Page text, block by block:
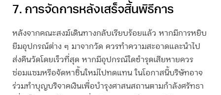
7. การจัดการหลังเสร็จสิ้นพิธีการ
หลังจากคณะสงฆ์เดินทางกลับเรียบร้อยแล้ว หากมีการหยิบ
ยืมอุปกรณ์ต่าง ๆ มาจากวัด ควรทำความสะอาดและนำไป
ส่งคืนวัดโดยเร็วที่สุด หากมีอุปกรณ์ใดชำรุดเสียหายควร
ซ่อมแซมหรือจัดหาชิ้นใหม่ไปทดแทน ในโอกาสนี้บริษัทอาจ
ร่วมทำบุญบริจาคเงินเพื่อบำรุงศาสนสถานตามกำลังศรัทธา